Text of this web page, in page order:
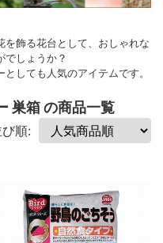
を飾る花台として、おしゃれな
でしょうか？
しても人気のアイテムです。
巣箱 の商品一覧
順: